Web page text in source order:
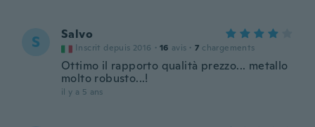
S Salvo
Inscrit depuis 2016 · 16 avis · 7 chargements
Ottimo il rapporto qualità prezzo... metallo
molto robusto...!
il y a 5 ans